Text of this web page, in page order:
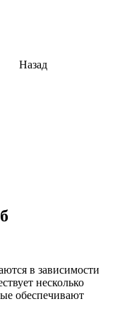
Назад
в зависимости
несколько
обеспечивают